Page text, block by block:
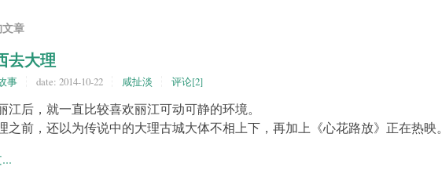
章
去大理
事 date: 2014-10-22 咸扯淡 评论[2]
江后，就一直比较喜欢丽江可动可静的环境。
之前，还以为传说中的大理古城大体不相上下，再加上《心花路放》正在热映。